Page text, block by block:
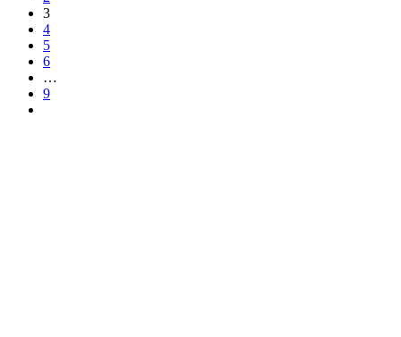
3
4
5
6
…
9